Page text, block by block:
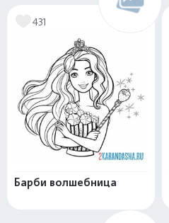
431
Барби волшебница